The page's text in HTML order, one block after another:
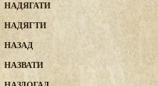
НАДЯГАТИ
НАДЯГТИ
НАЗАД
НАЗВАТИ